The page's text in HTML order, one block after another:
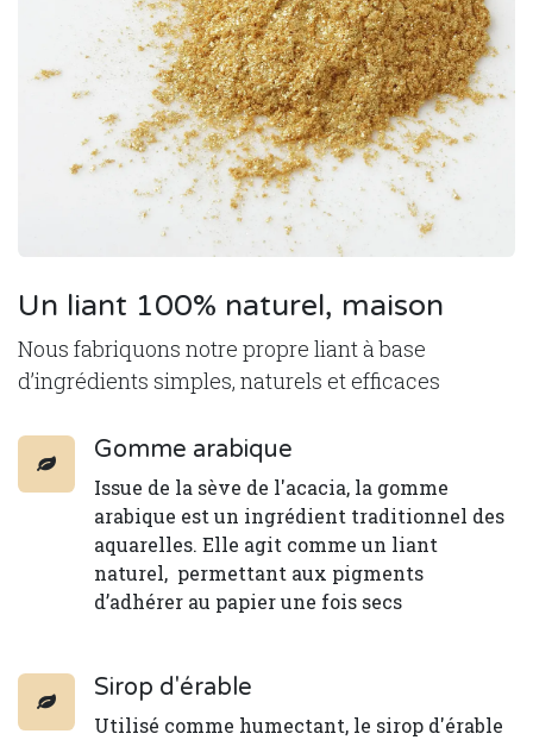
Un liant 100% naturel, maison
Nous fabriquons notre propre liant à base
d’ingrédients simples, naturels et efficaces
Gomme arabique
Issue de la sève de l'acacia, la gomme
arabique est un ingrédient traditionnel des
aquarelles. Elle agit comme un liant
naturel, permettant aux pigments
d’adhérer au papier une fois secs
Sirop d'érable
Utilisé comme humectant, le sirop d'érable